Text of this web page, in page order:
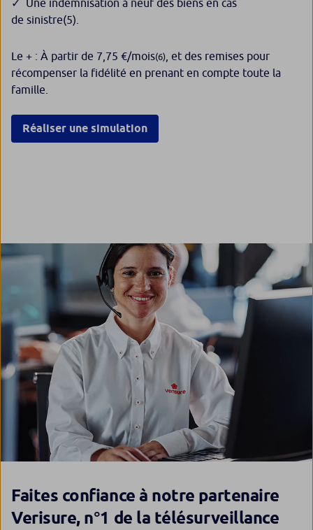
Une indemnisation à neuf des biens en cas
de sinistre(5)
Le + : À partir de 7,75 €/mois(6) , et des remises pour
récompenser la fidélité en prenant en compte toute la
famille.
Réaliser une simulation
Faites confiance à notre partenaire
Verisure, n°1 de la télésurveillance